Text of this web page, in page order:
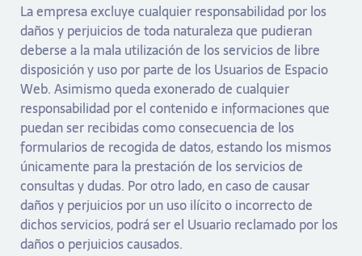
La empresa excluye cualquier responsabilidad por los
daños y perjuicios de toda naturaleza que pudieran
deberse a la mala utilización de los servicios de libre
disposición y uso por parte de los Usuarios de Espacio
Web. Asimismo queda exonerado de cualquier
responsabilidad por el contenido e informaciones que
puedan ser recibidas como consecuencia de los
formularios de recogida de datos, estando los mismos
únicamente para la prestación de los servicios de
consultas y dudas. Por otro lado, en caso de causar
daños y perjuicios por un uso ilícito o incorrecto de
dichos servicios, podrá ser el Usuario reclamado por los
daños o perjuicios causados.